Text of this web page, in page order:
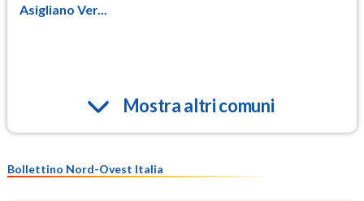
Asigliano Ver...
Mostra altri comuni
Bollettino Nord-Ovest Italia